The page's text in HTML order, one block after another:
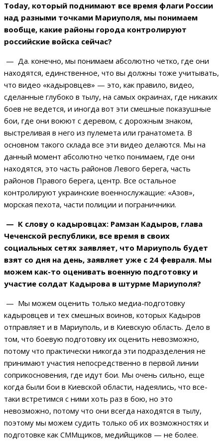
Today, который поднимают все время флаги России
над разными точками Мариуполя, мы понимаем
вообще, какие районы города контролируют
российские войска сейчас?
— Да. конечно, мы понимаем абсолютно четко, где они
находятся, единственное, что вы должны тоже учитывать,
что видео «кадыровцев» — это, как правило, видео,
сделанные глубоко в тылу, на самых окраинах, где никаких
боев не ведется, и иногда вот эти смешные показушные
бои, где они воюют с деревом, с дорожным знаком,
выстреливая в него из пулемета или гранатомета. В
основном такого склада все эти видео делаются. Мы на
данный момент абсолютно четко понимаем, где они
находятся, это часть районов Левого берега, часть
районов Правого берега, центр. Все остальное
контролируют украинские военнослужащие: «Азов»,
морская пехота, части полиции и пограничники.
— К слову о кадыровцах: Рамзан Кадыров, глава
Чеченской республики, все время в своих
социальных сетях заявляет, что Мариуполь будет
взят со дня на день, заявляет уже с 24 февраля. Мы
можем как-то оценивать военную подготовку и
участие солдат Кадырова в штурме Мариуполя?
— Мы можем оценить только медиа-подготовку
кадыровцев и тех смешных воинов, которых Кадыров
отправляет и в Мариуполь, и в Киевскую область. Дело в
том, что боевую подготовку их оценить невозможно,
потому что практически никогда эти подразделения не
принимают участия непосредственно в первой линии
соприкосновения, где идут бои. Мы очень сильно, еще
когда были бои в Киевской области, надеялись, что все-
таки встретимся с ними хоть раз в бою, но это
невозможно, потому что они всегда находятся в тылу,
поэтому мы можем судить только об их возможностях и
подготовке как СММщиков, медийщиков — не более.